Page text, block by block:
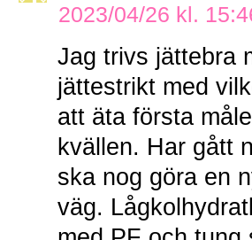
2023/04/26 kl.
Jag trivs jättebra
jättestrikt med
att äta första
kvällen. Har gått
ska nog göra en
väg.